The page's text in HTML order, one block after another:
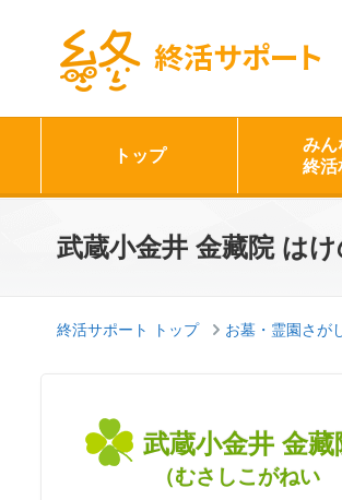
終活サポート
トップ
みん
終活
武蔵小金井 金藏院 は
終活サポート トップ お墓・霊園さが
武蔵小金井 金
（むさしこがねい